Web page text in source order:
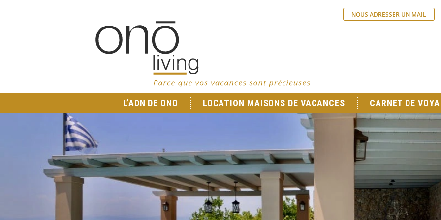
NOUS ADRESSER UN MAIL
L’ADN DE ONO LOCATION MAISONS DE VACANCES CARNET DE